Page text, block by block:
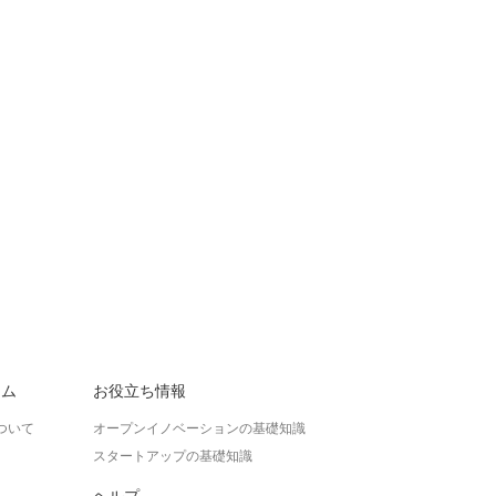
いて
お役立ち情報
オープンイノベーションの基礎知識
スタートアップの基礎知識